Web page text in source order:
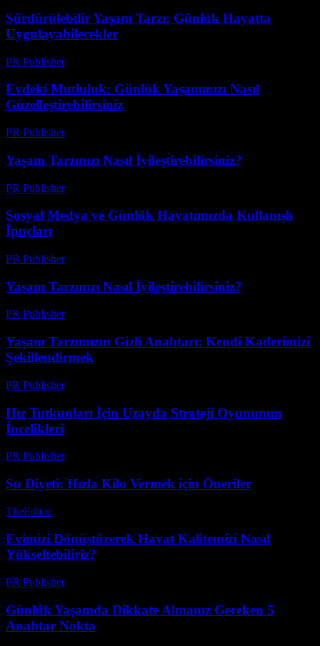
Sürdürülebilir Yaşam Tarzı: Günlük Hayatta
Uygulayabilecekler
PR Publisher-
Evdeki Mutluluk: Günlük Yaşamınızı Nasıl
Güzelleştirebilirsiniz
PR Publisher-
Yaşam Tarzınızı Nasıl İyileştirebilirsiniz?
PR Publisher-
Sosyal Medya ve Günlük Hayatımızda Kullanışlı
İpuçları
PR Publisher-
Yaşam Tarzınızı Nasıl İyileştirebilirsiniz?
PR Publisher-
Yaşam Tarzımızın Gizli Anahtarı: Kendi Kaderimizi
Şekillendirmek
PR Publisher-
Hız Tutkunları İçin Uzayda Strateji Oyununun
İncelikleri
PR Publisher-
Su Diyeti: Hızla Kilo Vermek için Öneriler
TheEditor-
Evimizi Dönüştürerek Hayat Kalitemizi Nasıl
Yükseltebiliriz?
PR Publisher-
Günlük Yaşamda Dikkate Almanız Gereken 5
Anahtar Nokta